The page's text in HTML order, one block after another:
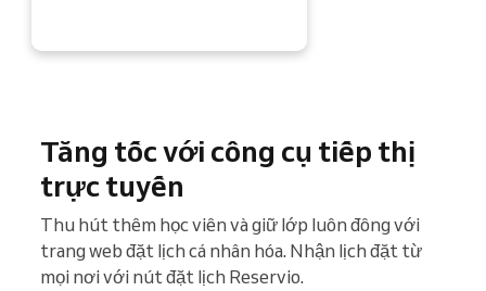
Tăng tốc với công cụ tiếp thị
trực tuyến
Thu hút thêm học viên và giữ lớp luôn đông với
trang web đặt lịch cá nhân hóa. Nhận lịch đặt từ
mọi nơi với nút đặt lịch Reservio.